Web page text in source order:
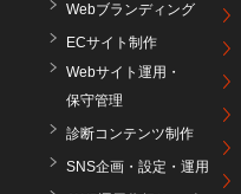
Webブランディング
ECサイト制作
Webサイト運用・
保守管理
診断コンテンツ制作
SNS企画・設定・運用